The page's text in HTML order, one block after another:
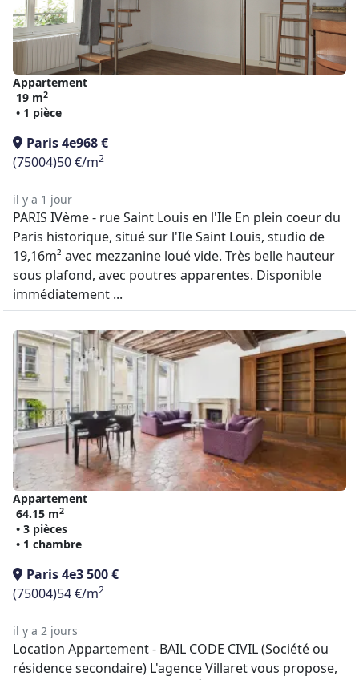
Appartement
19 m2
• 1 pièce
Paris 4e968 €
(75004)50 €/m2
il y a 1 jour
PARIS IVème - rue Saint Louis en l'Ile En plein coeur du
Paris historique, situé sur l'Ile Saint Louis, studio de
19,16m² avec mezzanine loué vide. Très belle hauteur
sous plafond, avec poutres apparentes. Disponible
immédiatement ...
Appartement
64.15 m2
• 3 pièces
• 1 chambre
Paris 4e3 500 €
(75004)54 €/m2
il y a 2 jours
Location Appartement - BAIL CODE CIVIL (Société ou
résidence secondaire) L'agence Villaret vous propose,